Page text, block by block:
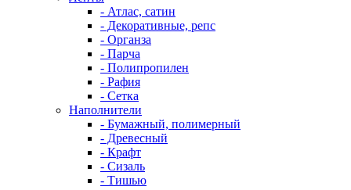
- Атлас, сатин
- Декоративные, репс
- Органза
- Парча
- Полипропилен
- Рафия
- Сетка
Наполнители
- Бумажный, полимерный
- Древесный
- Крафт
- Сизаль
- Тишью